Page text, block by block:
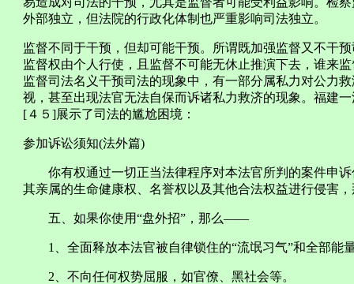
外部独立，但法院的行政化体制也严重影响司法独立。
监督不同于干预，但却可能干预。所谓既加强监督又不干
监督权由个人行使，且监督不可能无休止推演下去，谁来
监督司法名义干预司法的现象中，有一部分属私力对公力
视，甚至出现法官无法自保而诉诸私力救济的现象。福建
[４５]展示了司法的尴尬困境：
参加诉讼须知(法外篇)
你有权通过一切正当法律程序对本法官所判的案件申诉
其亲属的生命健康权、名誉权以及其他合法权益进行侵害
五、如果你使用“盘外招”，那么——
1、全面释放本法官被自律锁住的“流氓习气”和全部能
2、不向任何权势屈服，如官僚、黑社会等。